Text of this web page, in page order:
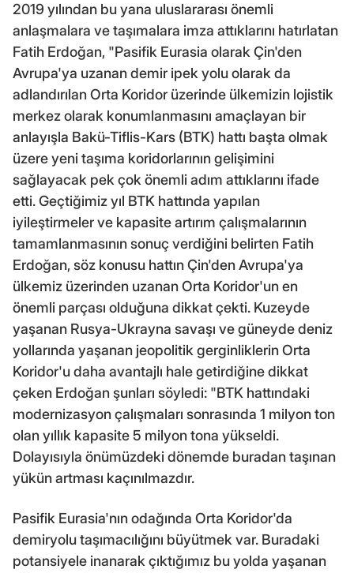
2019 yılından bu yana uluslararası önemli
anlaşmalara ve taşımalara imza attıklarını hatırlatan
Fatih Erdoğan, "Pasifik Eurasia olarak Çin'den
Avrupa'ya uzanan demir ipek yolu olarak da
adlandırılan Orta Koridor üzerinde ülkemizin lojistik
merkez olarak konumlanmasını amaçlayan bir
anlayışla Bakü-Tiflis-Kars (BTK) hattı başta olmak
üzere yeni taşıma koridorlarının gelişimini
sağlayacak pek çok önemli adım attıklarını ifade
etti. Geçtiğimiz yıl BTK hattında yapılan
iyileştirmeler ve kapasite artırım çalışmalarının
tamamlanmasının sonuç verdiğini belirten Fatih
Erdoğan, söz konusu hattın Çin'den Avrupa'ya
ülkemiz üzerinden uzanan Orta Koridor'un en
önemli parçası olduğuna dikkat çekti. Kuzeyde
yaşanan Rusya-Ukrayna savaşı ve güneyde deniz
yollarında yaşanan jeopolitik gerginliklerin Orta
Koridor'u daha avantajlı hale getirdiğine dikkat
çeken Erdoğan şunları söyledi: "BTK hattındaki
modernizasyon çalışmaları sonrasında 1 milyon ton
olan yıllık kapasite 5 milyon tona yükseldi.
Dolayısıyla önümüzdeki dönemde buradan taşınan
yükün artması kaçınılmazdır.
Pasifik Eurasia'nın odağında Orta Koridor'da
demiryolu taşımacılığını büyütmek var. Buradaki
potansiyele inanarak çıktığımız bu yolda yaşanan